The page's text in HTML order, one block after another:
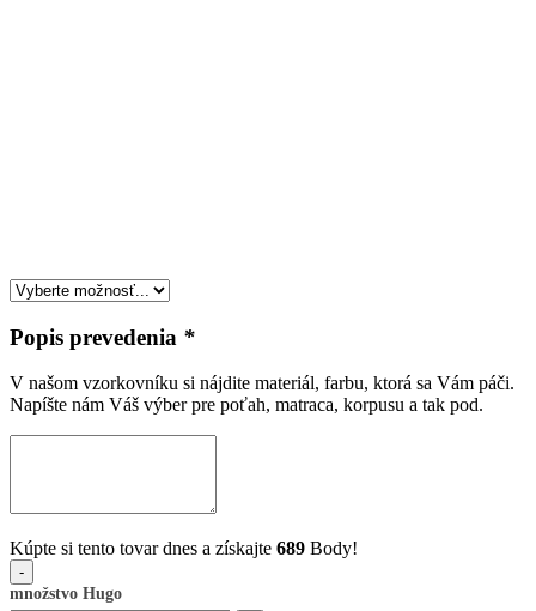
Popis prevedenia *
V našom vzorkovníku si nájdite materiál, farbu, ktorá sa Vám páči.
Napíšte nám Váš výber pre poťah, matraca, korpusu a tak pod.
Kúpte si tento tovar dnes a získajte 689 Body!
množstvo Hugo